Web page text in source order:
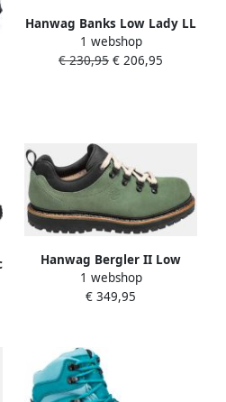
Hanwag Banks Low Lady LL
Multisportschoenen zwart
blauw
1 webshop
€ 230,95 € 206,95
Hanwag Bergler II Low
Schoen Dames Blauw
1 webshop
€ 349,95